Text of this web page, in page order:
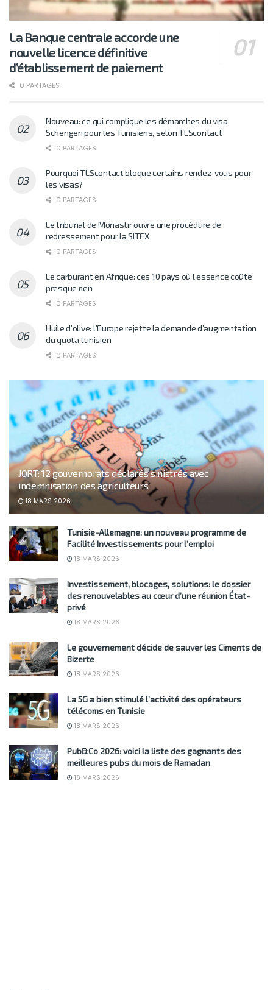
La Banque centrale accorde une
nouvelle licence définitive
d’établissement de paiement
0 PARTAGES
Nouveau: ce qui complique les démarches du visa
Schengen pour les Tunisiens, selon TLScontact
0 PARTAGES
Pourquoi TLScontact bloque certains rendez-vous pour
les visas?
0 PARTAGES
Le tribunal de Monastir ouvre une procédure de
redressement pour la SITEX
0 PARTAGES
Le carburant en Afrique: ces 10 pays où l’essence coûte
presque rien
0 PARTAGES
Huile d’olive: l’Europe rejette la demande d’augmentation
du quota tunisien
0 PARTAGES
JORT: 12 gouvernorats déclarés sinistrés avec
indemnisation des agriculteurs
18 MARS 2026
Tunisie-Allemagne: un nouveau programme de
Facilité Investissements pour l’emploi
18 MARS 2026
Investissement, blocages, solutions: le dossier
des renouvelables au cœur d’une réunion État-
privé
18 MARS 2026
Le gouvernement décide de sauver les Ciments de
Bizerte
18 MARS 2026
La 5G a bien stimulé l’activité des opérateurs
télécoms en Tunisie
18 MARS 2026
Pub&Co 2026: voici la liste des gagnants des
meilleures pubs du mois de Ramadan
18 MARS 2026